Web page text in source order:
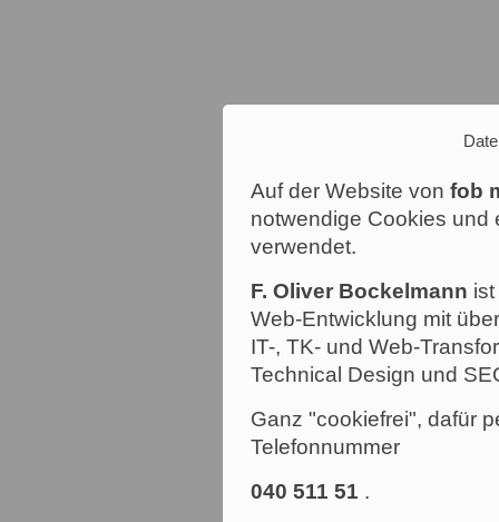
Auf der Website von fob
notwendige Cookies und
verwendet.
F. Oliver Bockelmann
Web-Entwicklung mit
IT-, TK- und Web-
Technical Design und
Ganz "cookiefrei", dafür
Telefonnummer
040 511 51 .